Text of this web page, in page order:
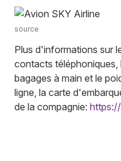
source
Plus d'informations sur
contacts téléphoniques,
bagages à main et le
ligne, la carte
de la compagnie: